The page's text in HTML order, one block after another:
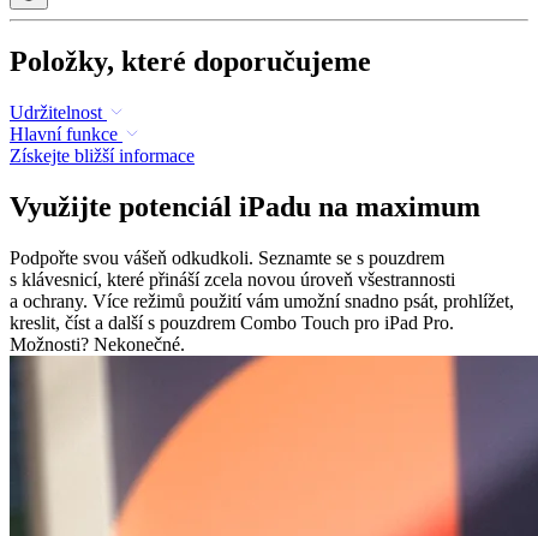
Položky, které doporučujeme
Udržitelnost
Hlavní funkce
Získejte bližší informace
Využijte potenciál iPadu na maximum
Podpořte svou vášeň odkudkoli. Seznamte se s pouzdrem
s klávesnicí, které přináší zcela novou úroveň všestrannosti
a ochrany. Více režimů použití vám umožní snadno psát, prohlížet,
kreslit, číst a další s pouzdrem Combo Touch pro iPad Pro.
Možnosti? Nekonečné.